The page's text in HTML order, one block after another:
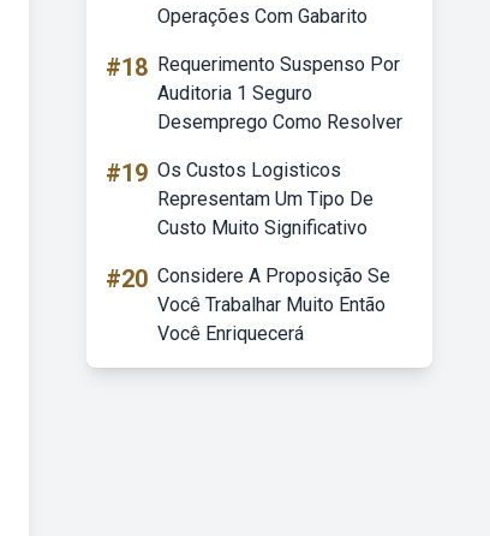
Operações Com Gabarito
#18 Requerimento Suspenso Por
Auditoria 1 Seguro
Desemprego Como Resolver
#19 Os Custos Logisticos
Representam Um Tipo De
Custo Muito Significativo
#20 Considere A Proposição Se
Você Trabalhar Muito Então
Você Enriquecerá